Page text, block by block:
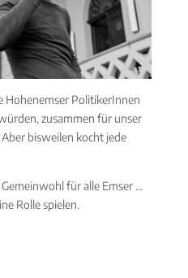
Hohenemser PolitikerInnen
zusammen für unser
bisweilen kocht jede
für alle Emser …
Rolle spielen.